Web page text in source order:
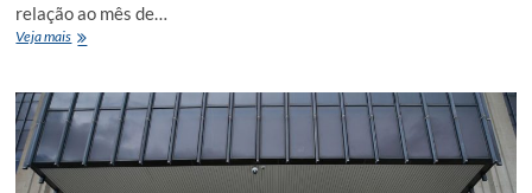
relação ao mês de…
Veja maisInflação
foi
de
0,21%
em